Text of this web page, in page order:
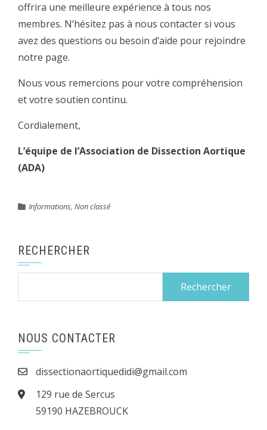
offrira une meilleure expérience à tous nos
membres. N’hésitez pas à nous contacter si vous
avez des questions ou besoin d’aide pour rejoindre
notre page.
Nous vous remercions pour votre compréhension
et votre soutien continu.
Cordialement,
L’équipe de l’Association de Dissection Aortique
(ADA)
Informations, Non classé
RECHERCHER
NOUS CONTACTER
dissectionaortiquedidi@gmail.com
129 rue de Sercus
59190 HAZEBROUCK